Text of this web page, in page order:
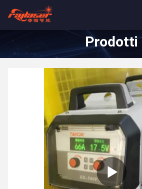
Prodotti